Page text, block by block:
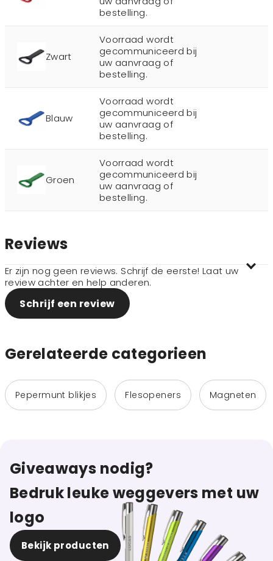
bestelling.
Zwart
Voorraad wordt
gecommuniceerd bij
uw aanvraag of
bestelling.
Blauw
Voorraad wordt
gecommuniceerd bij
uw aanvraag of
bestelling.
Groen
Voorraad wordt
gecommuniceerd bij
uw aanvraag of
bestelling.
Reviews
Er zijn nog geen reviews. Schrijf de eerste! Laat uw
review achter en help anderen.
Schrijf een review
Gerelateerde categorieen
Pepermunt blikjes Flesopeners Magneten
Giveaways nodig?
Bedruk leuke weggevers met uw
logo
Bekijk producten